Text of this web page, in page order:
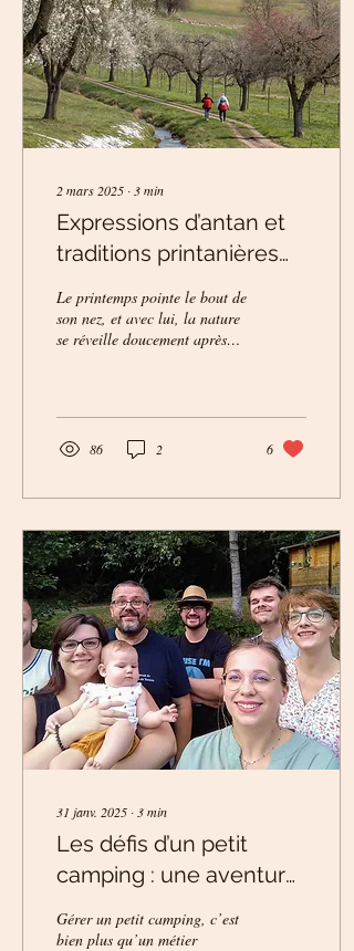
2 mars 2025 ∙ 3min
Expressions d’antan et
traditions printanières
en Alsace : un voyage
dans le temps
Le printemps pointe le bout de
son nez, et avec lui, la nature
se réveille doucement après
86 2 6
31 janv. 2025 ∙ 3min
Les défis d’un petit
camping : une aventure
Gérer un petit camping, c’est
bien plus qu’un métier